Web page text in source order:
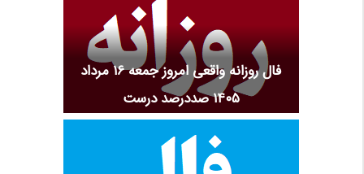
فال روزانه واقعی امروز جمعه ۱۶ مرداد
۱۴۰۵ صددرصد درست